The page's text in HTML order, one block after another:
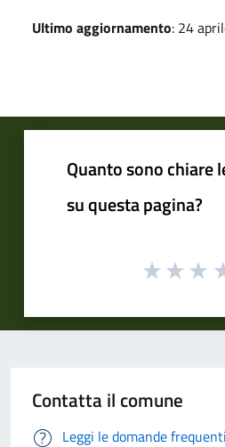
Ultimo aggiornamento: 24
Quanto sono chiare
su questa pagina?
Contatta il comune
Leggi le domande frequenti